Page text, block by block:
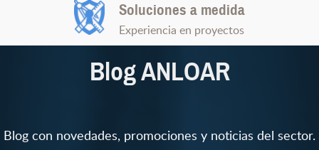
Instalaciones Certificadas
Todo el territorio nacional
Soluciones a medida
Experiencia en proyectos
Blog ANLOAR
Blog con novedades, promociones y noticias del sector.